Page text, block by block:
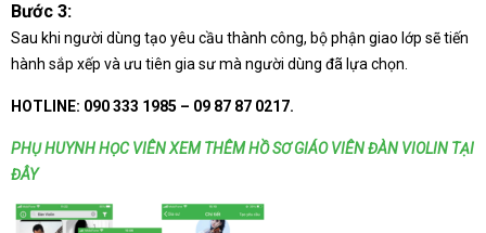
Bước 3:
Sau khi người dùng tạo yêu cầu thành công, bộ phận giao lớp sẽ tiến
hành sắp xếp và ưu tiên gia sư mà người dùng đã lựa chọn.
HOTLINE: 090 333 1985 – 09 87 87 0217.
PHỤ HUYNH HỌC VIÊN XEM THÊM HỒ SƠ GIÁO VIÊN ĐÀN VIOLIN TẠI
ĐÂY